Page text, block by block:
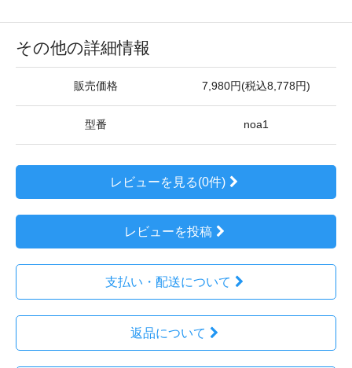
その他の詳細情報
販売価格 7,980円(税込8,778円)
型番 noa1
レビューを見る(0件)
レビューを投稿
支払い・配送について
返品について